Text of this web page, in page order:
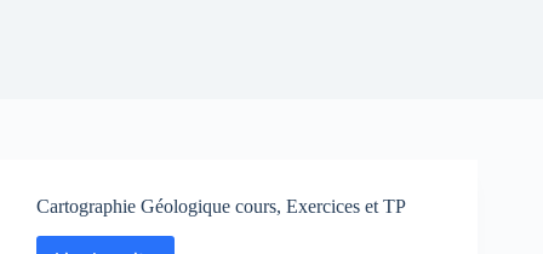
Cartographie Géologique cours, Exercices et TP